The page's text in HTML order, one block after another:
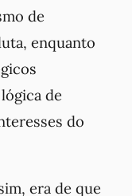
de
enquanto
de
do
era de que